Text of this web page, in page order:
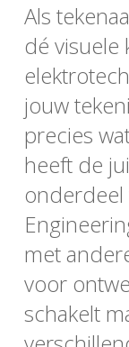
Als
dé visuele
jouw
precies
heeft de
onderdeel
met
voor
schakelt